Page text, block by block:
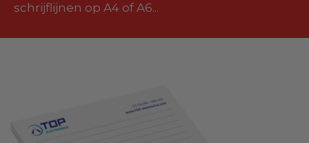
schrijflijnen op A4 of A6...